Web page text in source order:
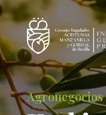
Agronegocios